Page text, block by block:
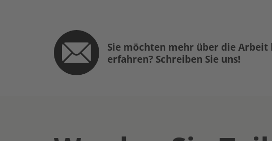
Sie möchten mehr über die Arbeit
erfahren? Schreiben Sie uns!